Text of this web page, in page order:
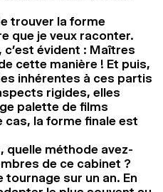
trouver la forme
que je veux raconter.
évident : Maîtres
cette manière ! Et puis,
inhérentes à ces partis
rigides, elles
palette de films
cas, la forme finale est
quelle méthode avez-
de ce cabinet ?
tournage sur un an. En